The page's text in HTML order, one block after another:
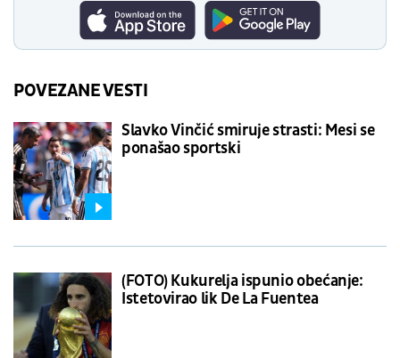
POVEZANE VESTI
Slavko Vinčić smiruje strasti: Mesi se
ponašao sportski
(FOTO) Kukurelja ispunio obećanje:
Istetovirao lik De La Fuentea